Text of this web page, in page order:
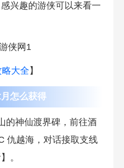
兴趣的游侠可以来看一
略大全 】
怎么获得
的神仙渡界碑，前往酒
仇越海，对话接取支线
。